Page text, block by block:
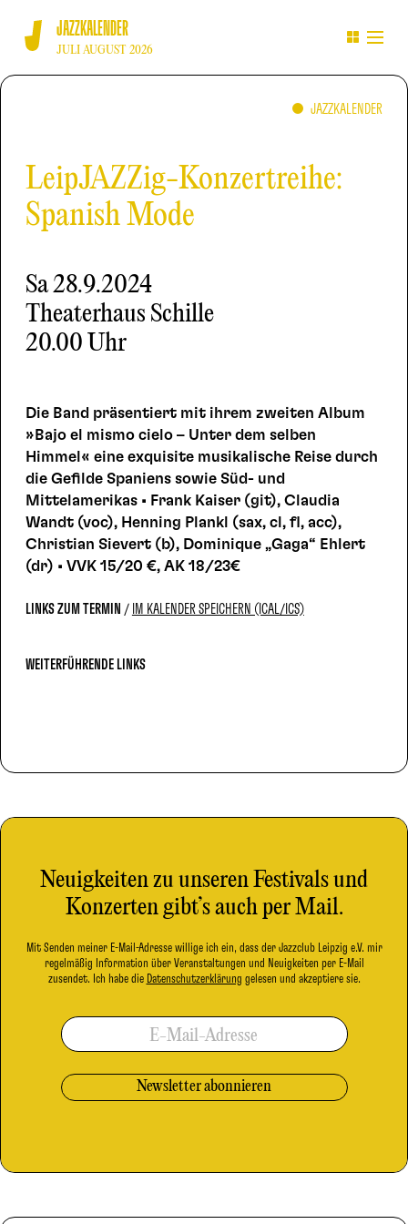
JAZZKALENDER
JULI AUGUST 2026
JAZZKALENDER
LeipJAZZig-Konzertreihe:
Spanish Mode
Sa28.9.2024
Theaterhaus Schille
20.00 Uhr
Die Band präsentiert mit ihrem zweiten Album
»Bajo el mismo cielo – Unter dem selben
Himmel« eine exquisite musikalische Reise durch
die Gefilde Spaniens sowie Süd- und
Mittelamerikas • Frank Kaiser (git), Claudia
Wandt (voc), Henning Plankl (sax, cl, fl, acc),
Christian Sievert (b), Dominique „Gaga“ Ehlert
(dr) • VVK 15/20 €, AK 18/23€
LINKS ZUM TERMIN IM KALENDER SPEICHERN (ICAL/ICS)
WEITERFÜHRENDE LINKS
Neuigkeiten zu unseren Festivals und
Konzerten gibt’s auch per Mail.
Mit Senden meiner E-Mail-Adresse willige ich ein, dass der Jazzclub Leipzig e.V. mir
regelmäßig Information über Veranstaltungen und Neuigkeiten per E-Mail
zusendet. Ich habe die Datenschutzerklärung gelesen und akzeptiere sie.
E-Mail-Adresse